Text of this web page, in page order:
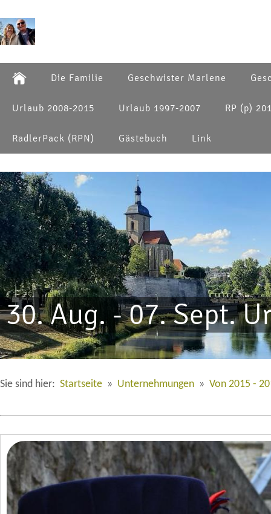
Die Familie Geschwister Marlene
Urlaub 2008-2015 Urlaub 1997-2007 RP (p)
RadlerPack (RPN) Gästebuch Link
30. Aug. - 07. Sept.
Sie sind hier: Startseite » Unternehmungen » Von 2015 -